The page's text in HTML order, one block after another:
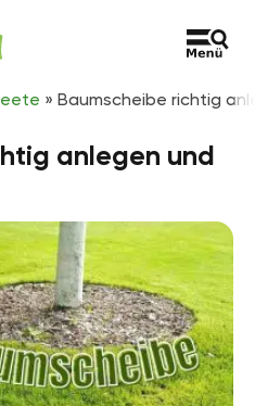
» Baumscheibe richtig
anlegen und